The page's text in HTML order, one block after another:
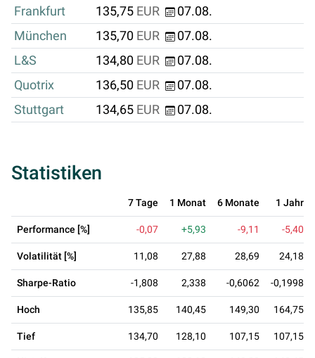
Frankfurt
135,75 EUR
07.08.
München
135,70 EUR
07.08.
L&S
134,80 EUR
07.08.
Quotrix
136,50 EUR
07.08.
Stuttgart
134,65 EUR 07.08.
Statistiken
7 Tage 1 Monat 6 Monate 1 Jahr
Performance [%] -0,07 +5,93 -9,11 -5,40
Volatilität [%] 11,08 27,88 28,69 24,18
Sharpe-Ratio -1,808 2,338 -0,6062 -0,1998
Hoch 135,85 140,45 149,30 164,75
Tief 134,70 128,10 107,15 107,15